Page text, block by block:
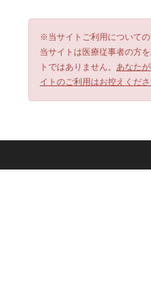
※当サイトご利用について
当サイトは医療従事者の方
トではありません。 あなた
イトのご利用はお控えくださ